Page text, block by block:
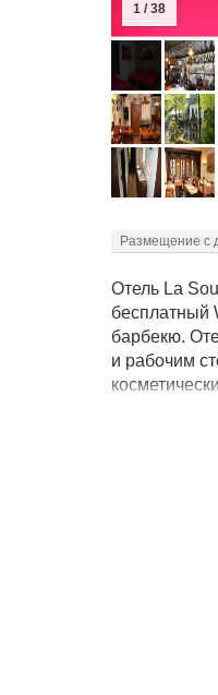
1 / 38
Размещение с
Отель La
бесплатный
барбекю.
и рабочим